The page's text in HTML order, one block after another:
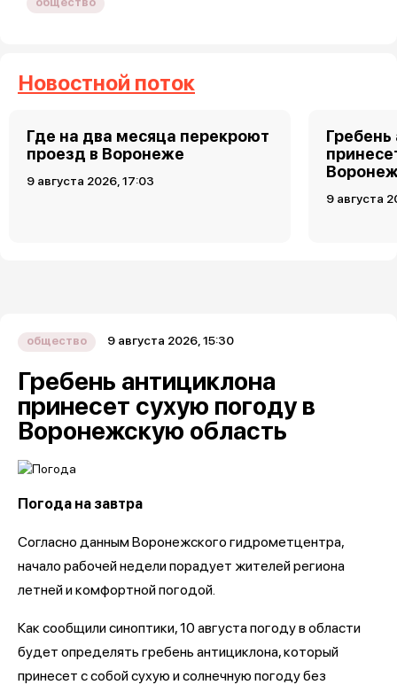
Новостной поток
Где на два месяца перекроют
проезд в Воронеже
9 августа 2026, 17:03
9 августа
общество 9 августа 2026, 15:30
Гребень антициклона
принесет сухую погоду в
Воронежскую область
Погода на завтра
Согласно данным Воронежского гидрометцентра,
начало рабочей недели порадует жителей региона
летней и комфортной погодой.
Как сообщили синоптики, 10 августа погоду в области
будет определять гребень антициклона, который
принесет с собой сухую и солнечную погоду без